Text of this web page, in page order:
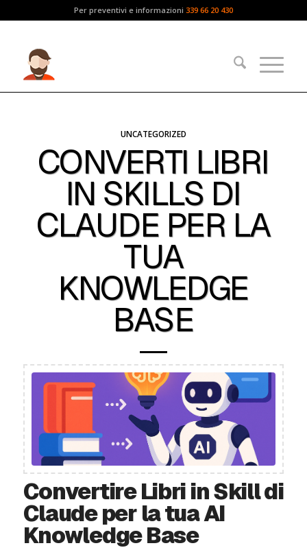
Per preventivi e informazioni 339 66 20 430
UNCATEGORIZED
CONVERTI LIBRI
IN SKILLS DI
CLAUDE PER LA
TUA
KNOWLEDGE
BASE
Convertire Libri in Skill di
Claude per la tua AI
Knowledge Base